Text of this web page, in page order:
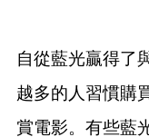
DVD複製
藍光拷貝
自從藍光贏得了
越多的人習慣購
賞電影。有些藍